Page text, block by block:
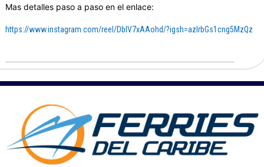
Mas detalles paso a paso en el enlace:
https://www.instagram.com/reel/DblV7xAAohd/?igsh=azlrbGs1cng5MzQz